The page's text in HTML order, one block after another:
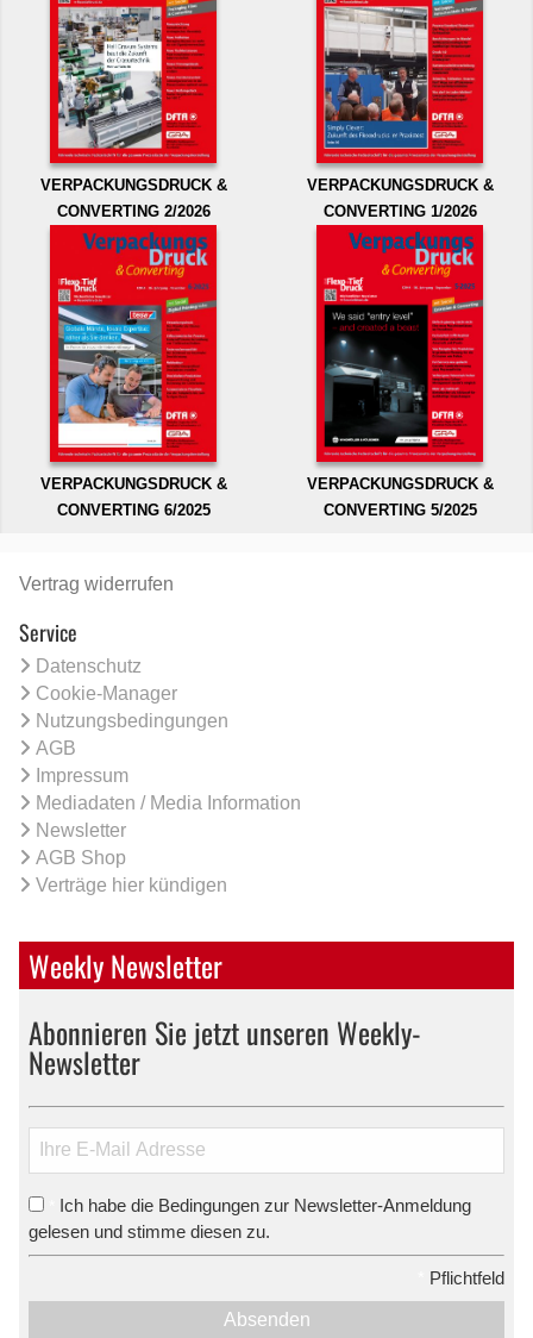
VERPACKUNGSDRUCK &
CONVERTING 2/2026
VERPACKUNGSDRUCK &
CONVERTING 1/2026
VERPACKUNGSDRUCK &
CONVERTING 6/2025
VERPACKUNGSDRUCK &
CONVERTING 5/2025
Vertrag widerrufen
Service
Datenschutz
Cookie-Manager
Nutzungsbedingungen
AGB
Impressum
Mediadaten / Media Information
Newsletter
AGB Shop
Verträge hier kündigen
Weekly Newsletter
Abonnieren Sie jetzt unseren Weekly-
Newsletter
Ich habe die Bedingungen zur Newsletter-Anmeldung
gelesen und stimme diesen zu.
Pflichtfeld
Absenden